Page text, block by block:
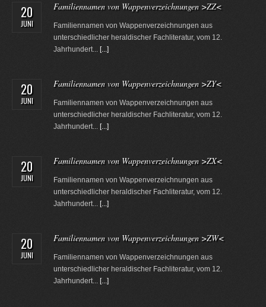
20
JUNI
Familiennamen von Wappenverzeichnungen >ZZ<
Familiennamen von Wappenverzeichnungen aus
unterschiedlicher heraldischer Fachliteratur, vom 12.
Jahrhundert... [...]
20
JUNI
Familiennamen von Wappenverzeichnungen >ZY<
Familiennamen von Wappenverzeichnungen aus
unterschiedlicher heraldischer Fachliteratur, vom 12.
Jahrhundert... [...]
20
JUNI
Familiennamen von Wappenverzeichnungen >ZX<
Familiennamen von Wappenverzeichnungen aus
unterschiedlicher heraldischer Fachliteratur, vom 12.
Jahrhundert... [...]
20
JUNI
Familiennamen von Wappenverzeichnungen >ZW<
Familiennamen von Wappenverzeichnungen aus
unterschiedlicher heraldischer Fachliteratur, vom 12.
Jahrhundert... [...]